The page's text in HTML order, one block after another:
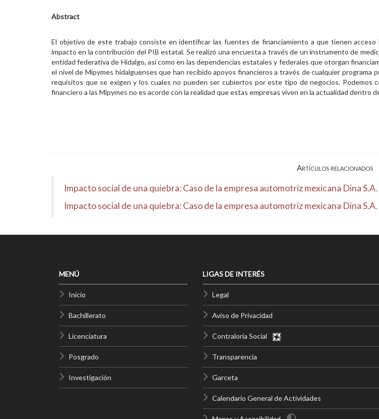
Abstract
El objetivo de este trabajo consiste en identificar las fuentes de financiamiento a que tienen
impacto en la contribución del PIB estatal. Se realizó una encuesta a través de un instrumento de
entidad federativa de Hidalgo, así como en las dependencias estatales y federales que otorgan
el nivel de Mipymes hidalguenses que han recibido apoyos financieros a través de cualquier
requisitos que se exigen y los cuales no pueden ser cubiertos por este tipo de negocios. Podemos
financiero a las Mipymes no es acorde con la realidad que estas empresas viven en la actualidad dentro
Artículos relacionados
Impacto social de una quiebra: Caso de la empresa automotriz mexicana Dina S.A.
Impacto social de una quiebra: Caso de la empresa automotriz mexicana Dina S.A.
MENÚ
Inicio
Bachillerato
Licenciatura
Posgrado
Investigación
LIGAS DE INTERÉS
Legal
Aviso de Privacidad
Contraloría Social
Transparencia
Garceta
Calendario General de Actividades